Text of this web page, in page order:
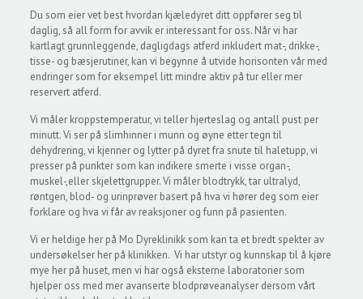
Du som eier vet best hvordan kjæledyret ditt oppfører seg til
daglig, så all form for avvik er interessant for oss. Når vi har
kartlagt grunnleggende, dagligdags atferd inkludert mat-, drikke-,
tisse- og bæsjerutiner, kan vi begynne å utvide horisonten vår med
endringer som for eksempel litt mindre aktiv på tur eller mer
reservert atferd.
Vi måler kroppstemperatur, vi teller hjerteslag og antall pust per
minutt. Vi ser på slimhinner i munn og øyne etter tegn til
dehydrering, vi kjenner og lytter på dyret fra snute til haletupp, vi
presser på punkter som kan indikere smerte i visse organ-,
muskel-,eller skjelettgrupper. Vi måler blodtrykk, tar ultralyd,
røntgen, blod- og urinprøver basert på hva vi hører deg som eier
forklare og hva vi får av reaksjoner og funn på pasienten.
Vi er heldige her på Mo Dyreklinikk som kan ta et bredt spekter av
undersøkelser her på klinikken. Vi har utstyr og kunnskap til å kjøre
mye her på huset, men vi har også eksterne laboratorier som
hjelper oss med mer avanserte blodprøveanalyser dersom vårt